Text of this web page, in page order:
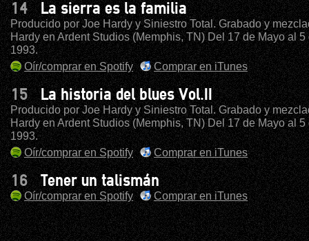
14 La sierra es la familia
Producido por Joe Hardy y Siniestro Total. Grabado y
Hardy en Ardent Studios (Memphis, TN) Del 17 de Mayo al
1993.
Oír/comprar en Spotify
Comprar en iTunes
15 La historia del blues Vol.II
Producido por Joe Hardy y Siniestro Total. Grabado y
Hardy en Ardent Studios (Memphis, TN) Del 17 de Mayo al
1993.
Oír/comprar en Spotify
Comprar en iTunes
16 Tener un talismán
Oír/comprar en Spotify Comprar en iTunes